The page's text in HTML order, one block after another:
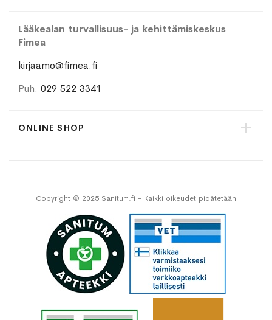
Lääkealan turvallisuus- ja kehittämiskeskus
Fimea
kirjaamo@fimea.fi
Puh. 029 522 3341
ONLINE SHOP
Copyright © 2025 Sanitum.fi - Kaikki oikeudet pidätetään